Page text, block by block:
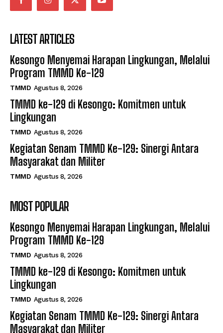
LATEST ARTICLES
Kesongo Menyemai Harapan Lingkungan, Melalui
Program TMMD Ke-129
TMMD Agustus 8, 2026
TMMD ke-129 di Kesongo: Komitmen untuk
Lingkungan
TMMD Agustus 8, 2026
Kegiatan Senam TMMD Ke-129: Sinergi Antara
Masyarakat dan Militer
TMMD Agustus 8, 2026
MOST POPULAR
Kesongo Menyemai Harapan Lingkungan, Melalui
Program TMMD Ke-129
TMMD Agustus 8, 2026
TMMD ke-129 di Kesongo: Komitmen untuk
Lingkungan
TMMD Agustus 8, 2026
Kegiatan Senam TMMD Ke-129: Sinergi Antara
Masyarakat dan Militer